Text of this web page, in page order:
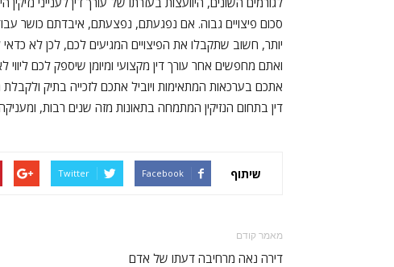
סכום פיצויים גבוה. אם נפגעתם, נפצעתם, איבדתם כושר
יותר, חשוב שתקבלו את הפיצויים המגיעים לכם, לכן לא
ואתם מחפשים אחר עורך דין מקצועי ומיומן שיספק לכם ליווי
אתכם בערכאות המתאימות ויוביל אתכם לזכייה בתיק ולקבלת
דין בתחום הנזיקין המתמחה בתאונות מזה שנים רבות,
שיתוף Facebook
Twitter
מאמר קודם
דירה נאה מרחיבה דעתו של אדם